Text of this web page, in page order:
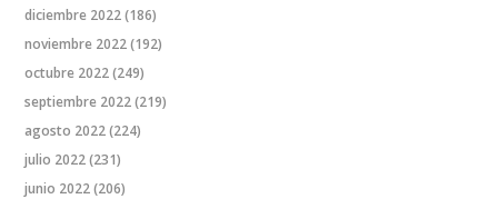
diciembre 2022(186)
noviembre 2022(192)
octubre 2022(249)
septiembre 2022(219)
agosto 2022(224)
julio 2022(231)
junio 2022(206)